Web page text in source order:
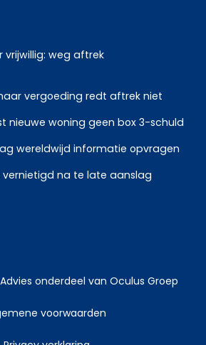
weg aftrek
vergoeding redt aftrek niet
nieuwe woning geen box 3-schuld
wereldwijd informatie opvragen
vernietigd na te late aanslag
onderdeel van Oculus Groep
voorwaarden